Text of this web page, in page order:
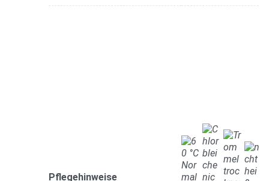
Pflegehinweise